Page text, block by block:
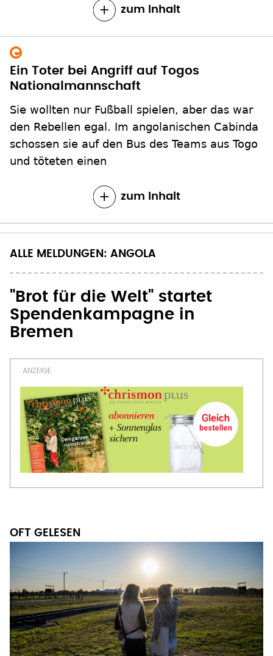
zum Inhalt
Ein Toter bei Angriff auf Togos
Nationalmannschaft
Sie wollten nur Fußball spielen, aber das war
den Rebellen egal. Im angolanischen Cabinda
schossen sie auf den Bus des Teams aus Togo
und töteten einen
zum Inhalt
ALLE MELDUNGEN: ANGOLA
"Brot für die Welt" startet
Spendenkampagne in
Bremen
OFT GELESEN